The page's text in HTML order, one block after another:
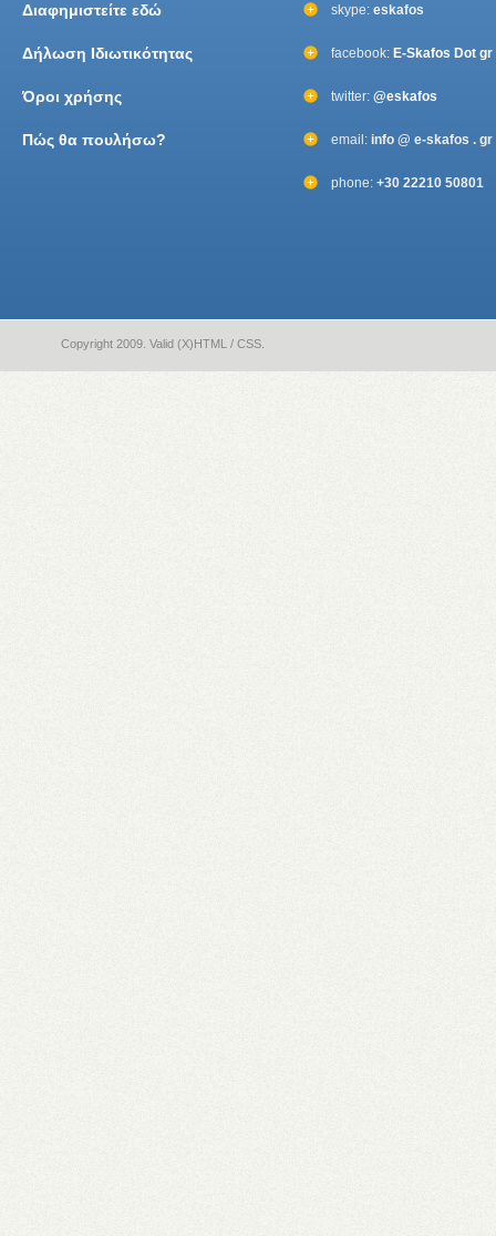
Διαφημιστείτε εδώ
Δήλωση Ιδιωτικότητας
Όροι χρήσης
Πώς θα πουλήσω?
skype: eskafos
facebook: E-Skafos Dot gr
twitter: @eskafos
email: info @ e-skafos . gr
phone: +30 22210 50801
Copyright 2009. Valid (X)HTML / CSS.